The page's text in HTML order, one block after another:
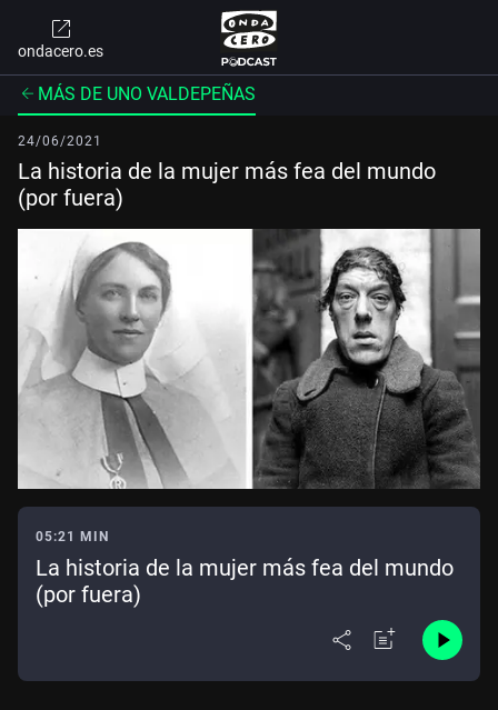
ondacero.es
MÁS DE UNO VALDEPEÑAS
24/06/2021
La historia de la mujer más fea del mundo
(por fuera)
05:21 MIN
La historia de la mujer más fea del mundo
(por fuera)